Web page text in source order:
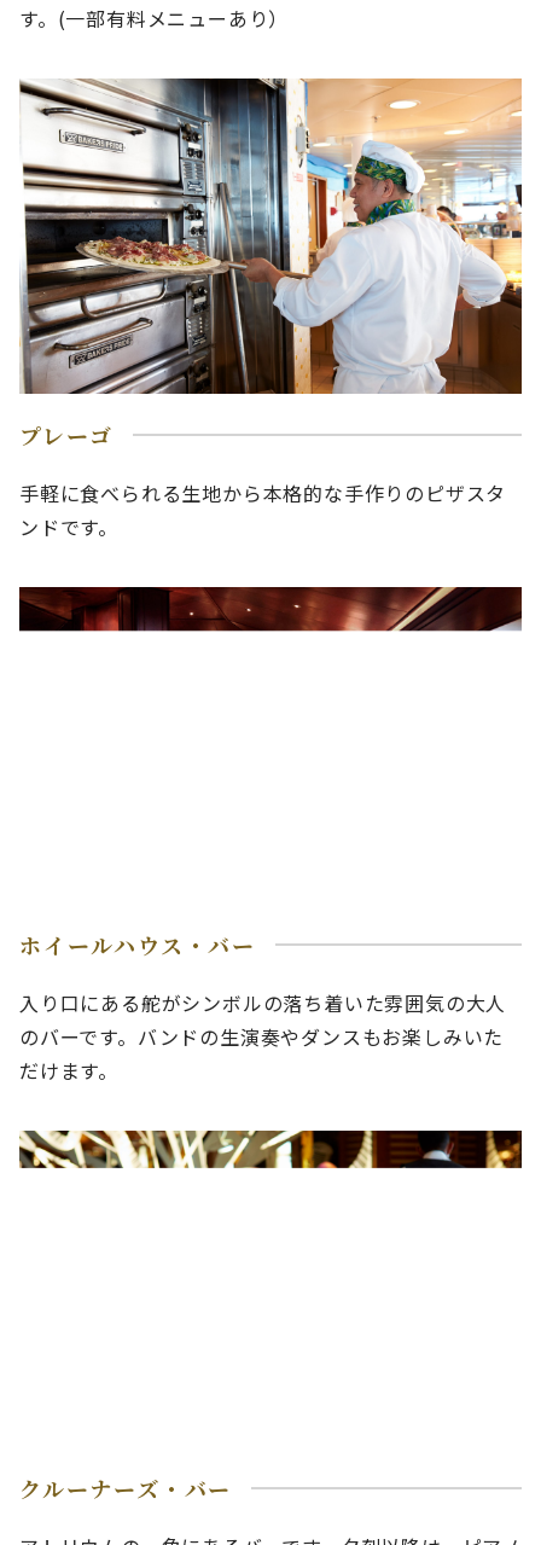
す。(一部有料メニューあり）
プレーゴ
手軽に食べられる生地から本格的な手作りのピザスタ
ンドです。
ホイールハウス・バー
入り口にある舵がシンボルの落ち着いた雰囲気の大人
のバーです。バンドの生演奏やダンスもお楽しみいた
だけます。
クルーナーズ・バー